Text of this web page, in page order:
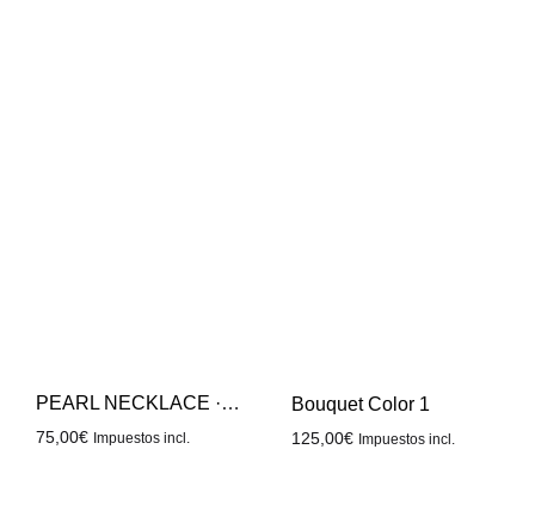
PEARL NECKLACE · XL COLOR 2
75,00€ Impuestos incl.
Bouquet Color 1
125,00€ Impuestos incl.